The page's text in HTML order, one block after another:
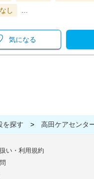
し
…
気になる
を探す > 高田ケアセンタ
い・利用規約